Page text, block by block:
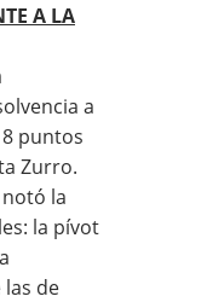
A LA
a
puntos
Zurro.
la
la pívot
de